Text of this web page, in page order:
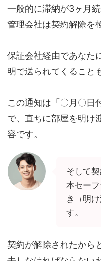
一般的に滞納が3ヶ月
管理会社は契約解除を
保証会社経由であなた
明で送られてくること
この通知は「〇月〇日
で、直ちに部屋を明け
容です。
そして
本セー
き（明
す。
契約が解除されたから